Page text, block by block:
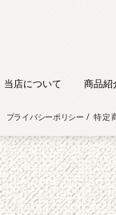
当店について 商品紹
プライバシーポリシー 特定